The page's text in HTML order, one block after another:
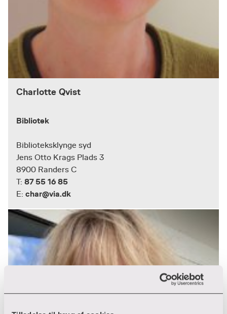
Charlotte Qvist
Bibliotek
Biblioteksklynge syd
Jens Otto Krags Plads 3
8900 Randers C
T: 87 55 16 85
E: char@via.dk